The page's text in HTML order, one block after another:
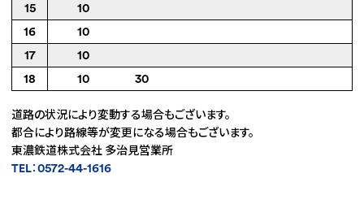
15
10
16
10
17
10
18
10 30
道路の状況により変動する場合もございます。
都合により路線等が変更になる場合もございます。
東濃鉄道株式会社 多治見営業所
TEL：0572-44-1616